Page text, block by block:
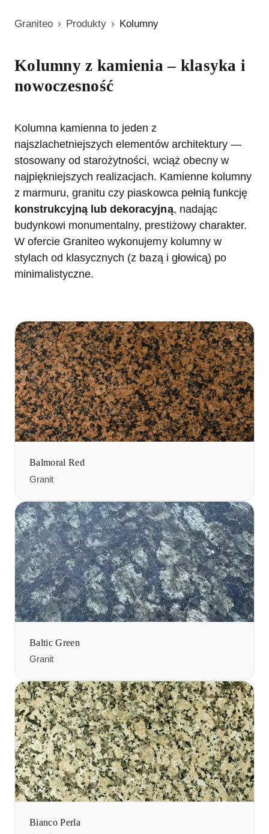
Graniteo › Produkty › Kolumny
Kolumny z kamienia – klasyka i
nowoczesność
Kolumna kamienna to jeden z
najszlachetniejszych elementów architektury —
stosowany od starożytności, wciąż obecny w
najpiękniejszych realizacjach. Kamienne kolumny
z marmuru, granitu czy piaskowca pełnią funkcję
konstrukcyjną lub dekoracyjną, nadając
budynkowi monumentalny, prestiżowy charakter.
W ofercie Graniteo wykonujemy kolumny w
stylach od klasycznych (z bazą i głowicą) po
minimalistyczne.
Balmoral Red
Granit
Baltic Green
Granit
Bianco Perla